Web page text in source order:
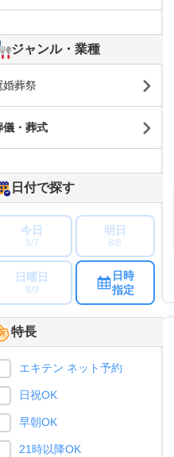
ジャンル・業種
婚葬祭
儀・葬式
日付で探す
今日
8/7
明日
8/8
日曜日
8/9
日時
指定
特長
エキテン ネット予約
日祝OK
早朝OK
21時以降OK